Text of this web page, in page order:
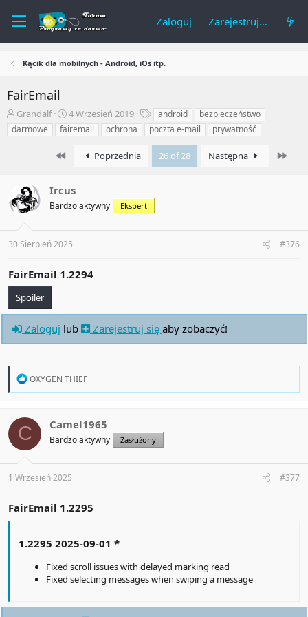
Zaloguj Zarejestruj się
Kącik dla mobilnych - Android, iOs itp.
FairEmail
A
u
t
m
a
Grandalf
R
o
z
z
t
4 Wrzesień 2019
T
a
g
android
bezpieczeństwo
darmowe
fairemail ochrona poczta e-mail prywatność
First Poprzednia 26 of 28 Następna
Ircus
Bardzo aktywny Ekspert
30 Sierpień 2025 #376
FairEmail 1.2294
Spoiler
Zaloguj lub Zarejestruj się aby zobaczyć!
R
t
i
s
:
OXYGEN THIEF
C Camel1965
Bardzo aktywny Zasłużony
1 Wrzesień 2025 #377
FairEmail 1.2295
1.2295 2025-09-01 *
Fixed scroll issues with delayed marking read
Fixed selecting messages when swiping a message